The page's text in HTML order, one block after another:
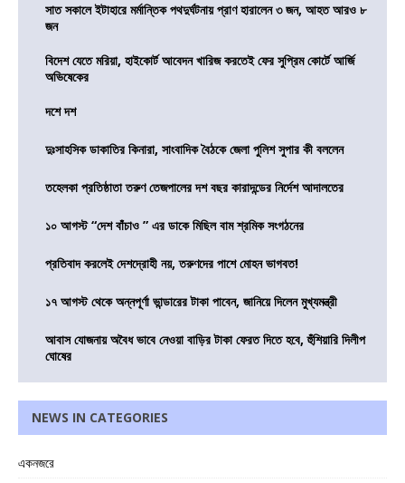
সাত সকালে ইটাহারে মর্মান্তিক পথদুর্ঘটনায় প্রাণ হারালেন ৩ জন, আহত আরও ৮
জন
বিদেশ যেতে মরিয়া, হাইকোর্ট আবেদন খারিজ করতেই ফের সুপ্রিম কোর্টে আর্জি
অভিষেকের
দশে দশ
দুঃসাহসিক ডাকাতির কিনারা, সাংবাদিক বৈঠকে জেলা পুলিশ সুপার কী বললেন
তহেলকা প্রতিষ্ঠাতা তরুণ তেজপালের দশ বছর কারাদন্ডের নির্দেশ আদালতের
১০ আগস্ট “দেশ বাঁচাও ” এর ডাকে মিছিল বাম শ্রমিক সংগঠনের
প্রতিবাদ করলেই দেশদ্রোহী নয়, তরুণদের পাশে মোহন ভাগবত!
১৭ আগস্ট থেকে অন্নপূর্ণা ভান্ডারের টাকা পাবেন, জানিয়ে দিলেন মুখ্যমন্ত্রী
আবাস যোজনায় অবৈধ ভাবে নেওয়া বাড়ির টাকা ফেরত দিতে হবে, হুঁশিয়ারি দিলীপ
ঘোষের
NEWS IN CATEGORIES
একনজরে